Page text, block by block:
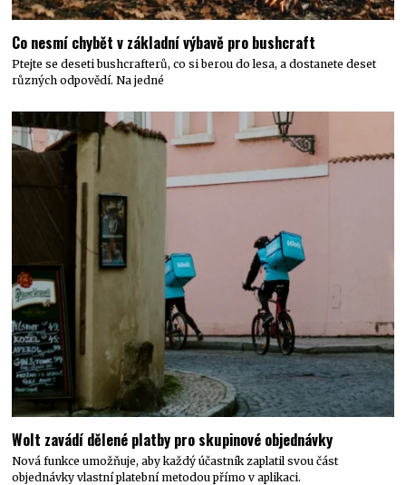
Co nesmí chybět v základní výbavě pro bushcraft
Ptejte se deseti bushcrafterů, co si berou do lesa, a dostanete deset
různých odpovědí. Na jedné
Wolt zavádí dělené platby pro skupinové objednávky
Nová funkce umožňuje, aby každý účastník zaplatil svou část
objednávky vlastní platební metodou přímo v aplikaci.